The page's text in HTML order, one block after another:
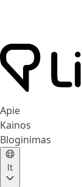
Apie
Kainos
Bloginimas
lt